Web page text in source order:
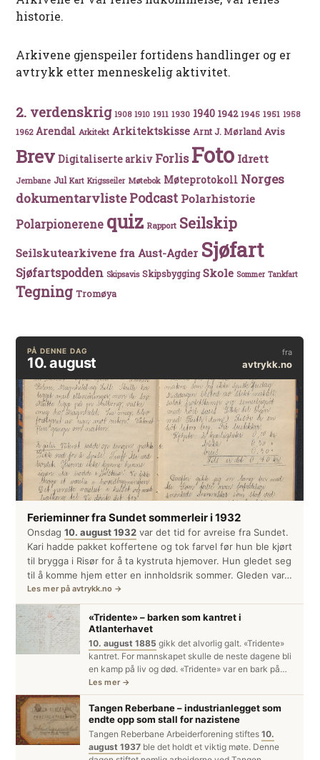
historie.
Arkivene gjenspeiler fortidens handlinger og er
avtrykk etter menneskelig aktivitet.
2. verdenskrig 1908 1910 1911 1930 1940 1942 1945 1951 1958
1962 Arendal Arkitekt Arkitektskisse Arnt J. Mørland Avis
Brev Digitaliserte arkiv Forlis Foto Idrett
Jernbane Jul Kart Krigsseiler Møtebok Møteprotokoll Norges
dokumentarvlistePodcast Polarhistorie
Polarpionerene quiz Rapport Seilskip
Seilskutearkivene fra Aust-Agder Sjøfart
Sjøfartspodden Skipsavis Skipsbygging Skole Sommer Tankfart
Tegning Tromøya